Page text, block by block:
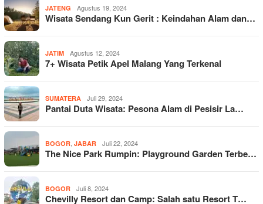
JATENG Agustus 19, 2024
Wisata Sendang Kun Gerit : Keindahan Alam dan…
JATIM Agustus 12, 2024
7+ Wisata Petik Apel Malang Yang Terkenal
SUMATERA Juli 29, 2024
Pantai Duta Wisata: Pesona Alam di Pesisir La…
BOGOR JABAR Juli 22, 2024
The Nice Park Rumpin: Playground Garden Terbe…
BOGOR Juli 8, 2024
Chevilly Resort dan Camp: Salah satu Resort T…